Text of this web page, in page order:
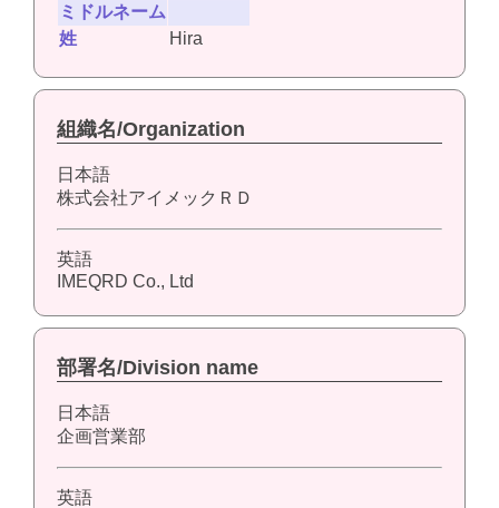
ミドルネーム
姓
Hira
組織名/Organization
日本語
株式会社アイメックＲＤ
英語
IMEQRD Co., Ltd
部署名/Division name
日本語
企画営業部
英語